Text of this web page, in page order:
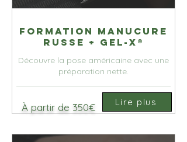
Formation Manucure
Russe + Gel-X®
Découvre la pose américaine avec une
préparation nette.
À partir de 350€ Lire plus